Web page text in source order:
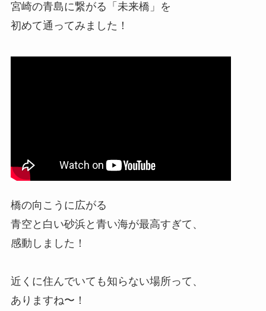
宮崎の青島に繋がる「未来橋」を
初めて通ってみました！
橋の向こうに広がる
青空と白い砂浜と青い海が最高すぎて、
感動しました！
近くに住んでいても知らない場所って、
ありますね〜！